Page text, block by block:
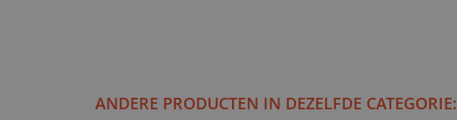
ANDERE PRODUCTEN IN DEZELFDE CATEGORIE: